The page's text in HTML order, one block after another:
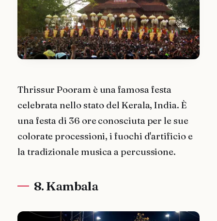
Thrissur Pooram è una famosa festa
celebrata nello stato del Kerala, India. È
una festa di 36 ore conosciuta per le sue
colorate processioni, i fuochi d'artificio e
la tradizionale musica a percussione.
8. Kambala